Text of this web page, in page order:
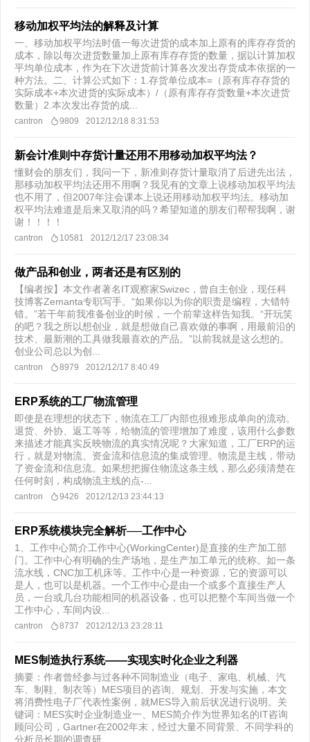
移动加权平均法的解释及计算
一、移动加权平均法时值一每次进货的成本加上原有的库存存货的
成本，除以每次进货数量加上原有库存存货的数量，据以计算加权
平均单位成本，作为在下次进货前计算各次发出存货成本依据的一
种方法。二、计算公式如下：1.存货单位成本=（原有库存存货的
实际成本+本次进货的实际成本）/（原有库存存货数量+本次进货
数量）2.本次发出存货的成...
cantron 9809 2012/12/18 8:31:53
新会计准则中存货计量还用不用移动加权平均法？
懂财会的朋友们，我问一下，新准则存货计量取消了后进先出法，
那移动加权平均法还用不用啊？我见有的文章上说移动加权平均法
也不用了，但2007年注会课本上说还用移动加权平均法。移动加
权平均法难道是后来又取消的吗？希望知道的朋友们帮帮我啊，谢
谢！！！！
cantron 10581 2012/12/17 23:08:34
做产品和创业，两者还是有区别的
【编者按】本文作者著名IT观察家Swizec，曾自主创业，现任科
技博客Zemanta专职写手。“如果你以为你的职责是编程，大错特
错。”若干年前我准备创业的时候，一个前辈这样告知我。“开玩笑
的吧？我之所以想创业，就是想做自己喜欢做的事啊，用最前沿的
技术、最新潮的工具做我最喜欢的产品。”以前我就是这么想的。
创业公司总以为创...
cantron 8979 2012/12/17 8:40:49
ERP系统的工厂物流管理
即使是在理想的状态下，物流在工厂内部也很难形成单向的流动。
退货、外协、返工等等，给物流的管理增加了难度，该用什么参数
来描述才能真实反映物流的真实情况呢？大家知道，工厂ERP的运
行，就是对物流、资金流和信息流的集成管理。物流是主线，带动
了资金流和信息流。如果想把握住物流这条主线，那么必须清楚在
任何时刻，构成物流主线的点-...
cantron 9426 2012/12/13 23:44:13
ERP系统模块完全解析──工作中心
1、工作中心简介工作中心(WorkingCenter)是直接的生产加工部
门。工作中心有明确的生产场地，是生产加工单元的统称。如一条
流水线，CNC加工机床等。工作中心是一种资源，它的资源可以
是人，也可以是机器。一个工作中心是由一个或多个直接生产人
员，一台或几台功能相同的机器设备，也可以把整个车间当做一个
工作中心，车间内设...
cantron 8737 2012/12/13 23:28:11
MES制造执行系统——实现实时化企业之利器
摘要：作者曾经参与过各种不同制造业（电子、家电、机械、汽
车、制鞋、制衣等）MES项目的咨询、规划、开发与实施，本文
将消费性电子厂代表性案例，就MES导入前后状况进行说明。关
键词：MES实时企业制造业一、MES简介作为世界知名的IT咨询
顾问公司，Gartner在2002年末，经过大量不同背景、不同学科的
分析员长期的调查研...